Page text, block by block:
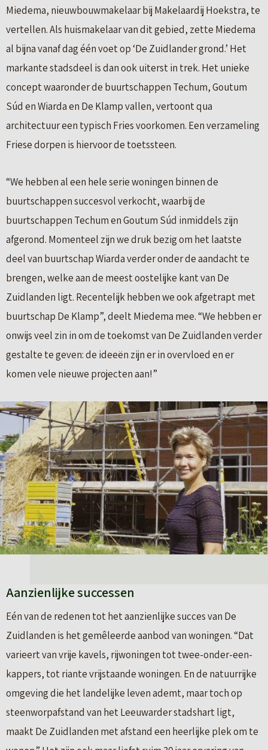
Miedema, nieuwbouwmakelaar bij Makelaardij Hoekstra, te
vertellen. Als huismakelaar van dit gebied, zette Miedema
al bijna vanaf dag één voet op ‘De Zuidlander grond.’ Het
markante stadsdeel is dan ook uiterst in trek. Het unieke
concept waaronder de buurtschappen Techum, Goutum
Súd en Wiarda en De Klamp vallen, vertoont qua
architectuur een typisch Fries voorkomen. Een verzameling
Friese dorpen is hiervoor de toetssteen.
“We hebben al een hele serie woningen binnen de
buurtschappen succesvol verkocht, waarbij de
buurtschappen Techum en Goutum Súd inmiddels zijn
afgerond. Momenteel zijn we druk bezig om het laatste
deel van buurtschap Wiarda verder onder de aandacht te
brengen, welke aan de meest oostelijke kant van De
Zuidlanden ligt. Recentelijk hebben we ook afgetrapt met
buurtschap De Klamp”, deelt Miedema mee. “We hebben er
onwijs veel zin in om de toekomst van De Zuidlanden verder
gestalte te geven: de ideeën zijn er in overvloed en er
komen vele nieuwe projecten aan!”
Aanzienlijke successen
Eén van de redenen tot het aanzienlijke succes van De
Zuidlanden is het gemêleerde aanbod van woningen. “Dat
varieert van vrije kavels, rijwoningen tot twee-onder-een-
kappers, tot riante vrijstaande woningen. En de natuurrijke
omgeving die het landelijke leven ademt, maar toch op
steenworpafstand van het Leeuwarder stadshart ligt,
maakt De Zuidlanden met afstand een heerlijke plek om te